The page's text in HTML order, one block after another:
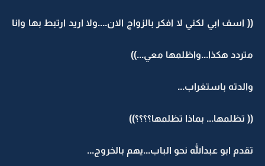
(( اسف ابي لكني لا افكر بالزواج الان....ولا اريد ارتبط بها وانا
متردد هكذا...واظلمها معي...))
والدته باستغراب...
(( تظلمها... بماذا تظلمها؟؟؟؟))
تقدم ابو عبدالله نحو الباب...يهم بالخروج...